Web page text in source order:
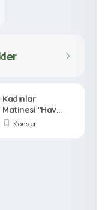
Kadınlar
Matinesi "Havva
Öğüt Konseri"
Konser